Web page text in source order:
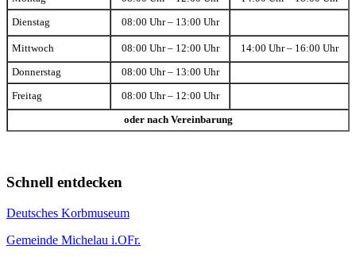
Dienstag 08:00 Uhr – 13:00 Uhr
Mittwoch 08:00 Uhr – 12:00 Uhr 14:00 Uhr – 16:00 Uhr
Donnerstag 08:00 Uhr – 13:00 Uhr
Freitag 08:00 Uhr – 12:00 Uhr
oder nach Vereinbarung
Schnell entdecken
Deutsches Korbmuseum
Gemeinde Michelau i.OFr.